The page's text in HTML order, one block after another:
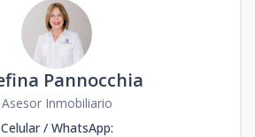
Pannocchia
Asesor Inmobiliario
Celular / WhatsApp: